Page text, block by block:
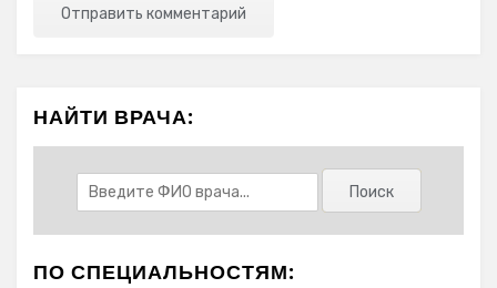
НАЙТИ ВРАЧА:
ПО СПЕЦИАЛЬНОСТЯМ: